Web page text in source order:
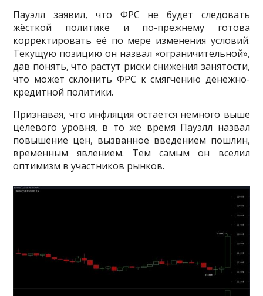
Пауэлл заявил, что ФРС не будет следовать
жёсткой политике и по-прежнему готова
корректировать её по мере изменения условий.
Текущую позицию он назвал «ограничительной»,
дав понять, что растут риски снижения занятости,
что может склонить ФРС к смягчению денежно-
кредитной политики.
Признавая, что инфляция остаётся немного выше
целевого уровня, в то же время Пауэлл назвал
повышение цен, вызванное введением пошлин,
временным явлением. Тем самым он вселил
оптимизм в участников рынков.